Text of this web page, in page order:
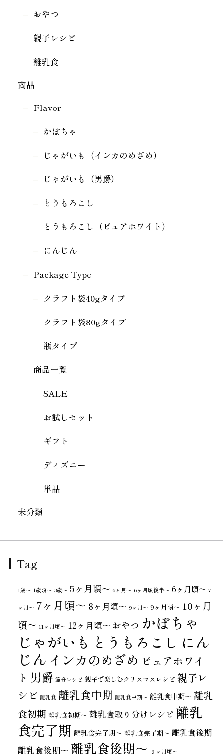
おやつ
親子レシピ
離乳食
商品
Flavor
かぼちゃ
じゃがいも（インカのめざめ）
じゃがいも（男爵）
とうもろこし
とうもろこし（ピュアホワイト）
にんじん
Package Type
クラフト袋40gタイプ
クラフト袋80gタイプ
瓶タイプ
商品一覧
SALE
お試しセット
ギフト
ディズニー
単品
未分類
Tag
1歳〜 1歳頃～ 3歳〜 5ヶ月頃～ 6ヶ月〜 6ヶ月頃後半～ 6ヶ月頃～ 7
ヶ月〜 7ヶ月頃～ 8ヶ月頃～ 9ヶ月〜 9ヶ月頃～ 10ヶ月
頃～ 11ヶ月頃～ 12ヶ月頃～ おやつ かぼちゃ
じゃがいも とうもろこし にん
じん インカのめざめ ピュアホワイ
ト 男爵 節分レシピ 親子で楽しむクリスマスレシピ 親子レ
シピ 離乳食 離乳食中期 離乳食中期〜 離乳食中期～ 離乳
食初期 離乳食初期～ 離乳食取り分けレシピ 離乳
食完了期 離乳食完了期〜 離乳食完了期～ 離乳食後期
離乳食後期〜 離乳食後期～ ９ヶ月頃～